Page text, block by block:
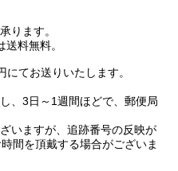
ります。
料無料。
てお送りいたします。
、3日～1週間ほどで、郵便局
いますが、追跡番号の反映が
間を頂戴する場合がございま